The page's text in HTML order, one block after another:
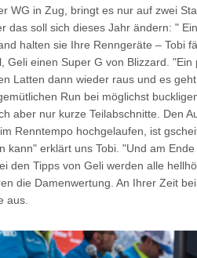
WG in Zug, bringt es nur auf zwei
das soll sich dieses Jahr ändern: "
halten sie Ihre Renngeräte – Tobi
Geli einen Super G von Blizzard.
Latten dann wieder raus und es
Run bei möglichst
aber nur kurze Teilabschnitte. Den
Renntempo hochgelaufen, ist
kann" erklärt uns Tobi. "Und am
den Tipps von Geli werden alle
die Damenwertung. An Ihrer Zeit
aus.